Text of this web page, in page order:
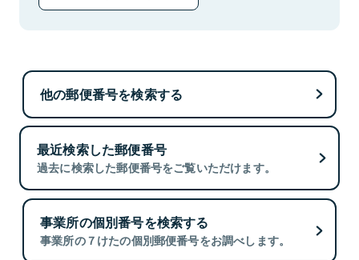
他の郵便番号を検索する
最近検索した郵便番号
過去に検索した郵便番号をご覧いただけます。
事業所の個別番号を検索する
事業所の７けたの個別郵便番号をお調べします。